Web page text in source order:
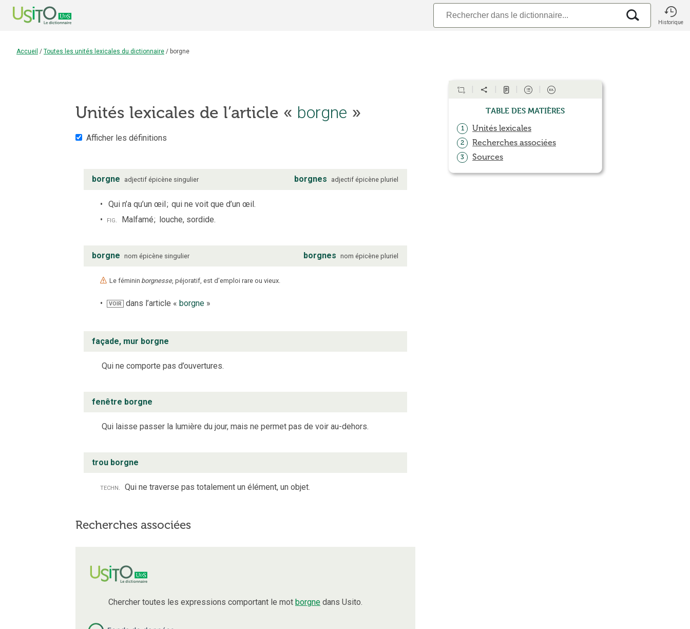
Historique
Accueil / Toutes les unités lexicales du dictionnaire / borgne
Unités lexicales de l’article « borgne »
Afficher les définitions
borgne adjectif épicène singulier borgnes adjectif épicène pluriel
Qui n’a qu’un œil; qui ne voit que d’un œil.
fig. Malfamé; louche, sordide.
borgne nom épicène singulier borgnes nom épicène pluriel
Le féminin borgnesse, péjoratif, est d’emploi rare ou vieux.
VOIR dans l’article «borgne »
façade, mur borgne
Qui ne comporte pas d’ouvertures.
fenêtre borgne
Qui laisse passer la lumière du jour, mais ne permet pas de voir au-dehors.
trou borgne
techn. Qui ne traverse pas totalement un élément, un objet.
Recherches associées
Chercher toutes les expressions comportant le mot borgne dans Usito.
Table des matières
1 Unités lexicales
2 Recherches associées
3 Sources